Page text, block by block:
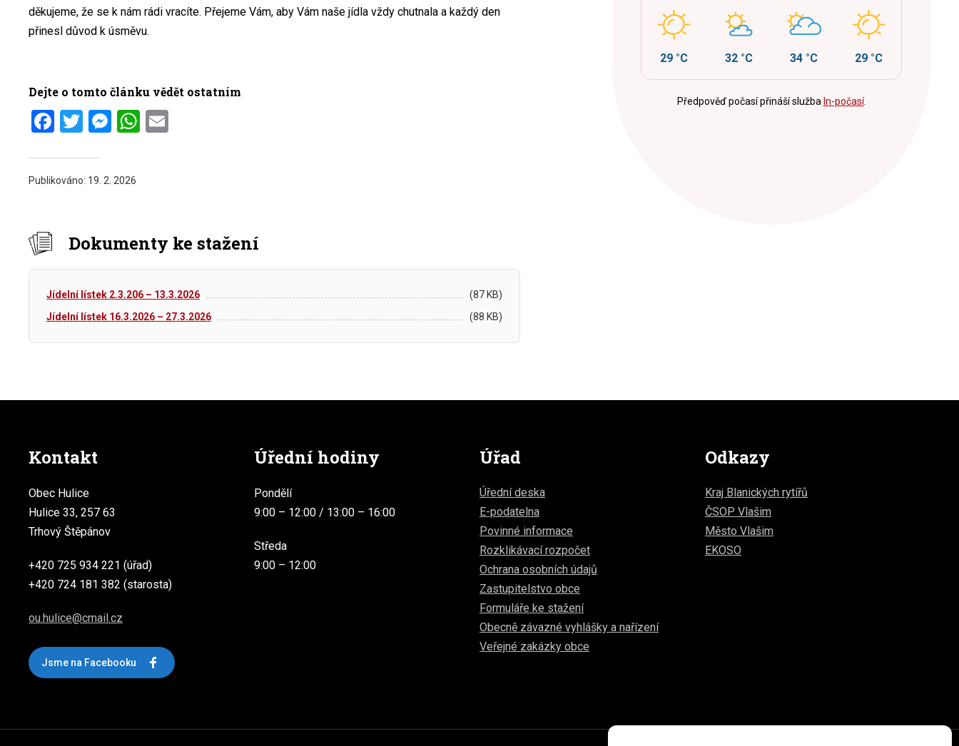
děkujeme, že se k nám rádi vracíte. Přejeme Vám, aby Vám naše jídla vždy chutnala a každý den
přinesl důvod k úsměvu.
Dejte o tomto článku vědět ostatním
Facebook
Twitter
Messenger
WhatsApp
Publikováno: 19. 2. 2026
Dokumenty ke stažení
Jídelní lístek 2.3.206 – 13.3.2026
(87 KB)
Jídelní lístek 16.3.2026 – 27.3.2026
(88 KB)
29 °C 32 °C 34 °C 29 °C
Předpověď počasí přináší služba In-počasí.
Kontakt
Obec Hulice
Hulice 33, 257 63
Trhový Štěpánov
+420 725 934 221 (úřad)
+420 724 181 382 (starosta)
ou.hulice@cmail.cz
Jsme na Facebooku
Úřední hodiny
Pondělí
9:00 – 12:00 / 13:00 – 16:00
Středa
9:00 – 12:00
Úřad
Úřední deska
E-podatelna
Povinné informace
Rozklikávací rozpočet
Ochrana osobních údajů
Zastupitelstvo obce
Formuláře ke stažení
Obecně závazné vyhlášky a nařízení
Veřejné zakázky obce
Odkazy
Kraj Blanických rytířů
ČSOP Vlašim
Město Vlašim
EKOSO